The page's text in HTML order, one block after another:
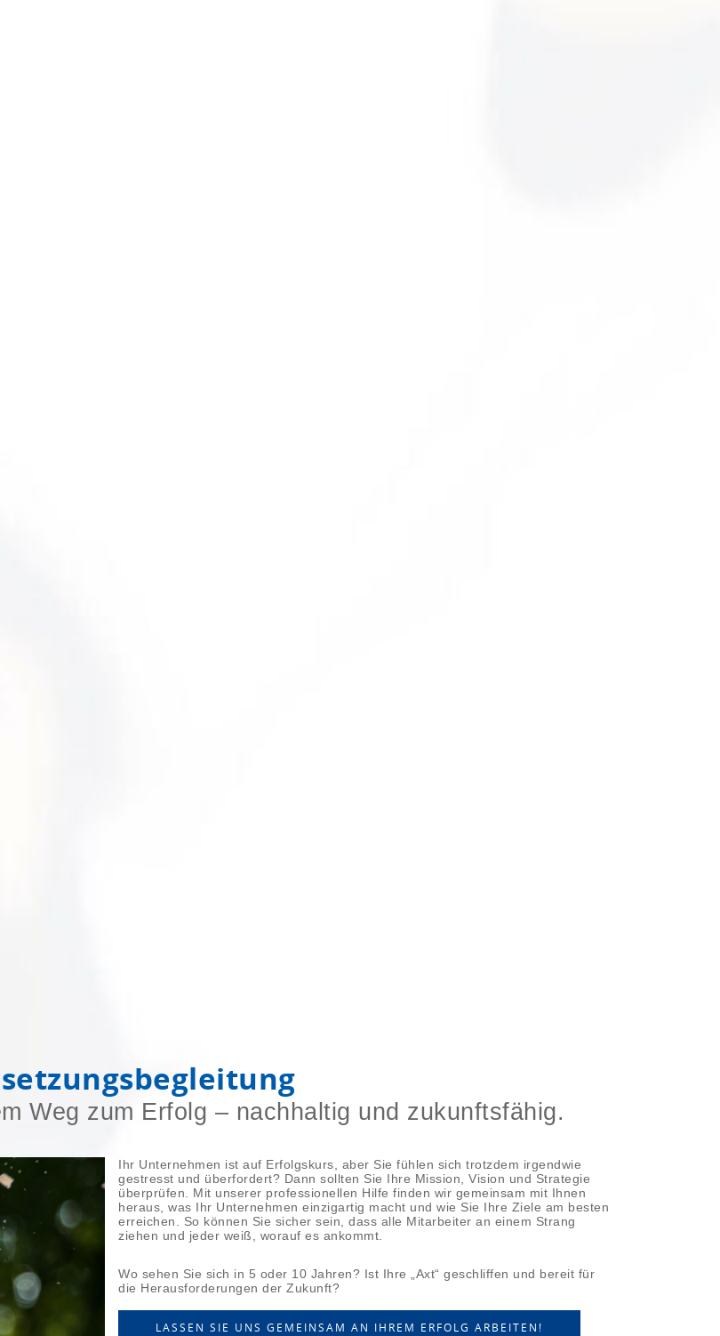
Weg zum Erfolg – nachhaltig und zukunftsfähig.
Ihr Unternehmen ist auf Erfolgskurs, aber Sie fühlen sich trotzdem irgendwie
gestresst und überfordert? Dann sollten Sie Ihre Mission, Vision und Strategie
überprüfen. Mit unserer professionellen Hilfe finden wir gemeinsam mit Ihnen
heraus, was Ihr Unternehmen einzigartig macht und wie Sie Ihre Ziele am besten
erreichen. So können Sie sicher sein, dass alle Mitarbeiter an einem Strang
ziehen und jeder weiß, worauf es ankommt.
Wo sehen Sie sich in 5 oder 10 Jahren? Ist Ihre „Axt“ geschliffen und bereit für
die Herausforderungen der Zukunft?
LASSEN SIE UNS GEMEINSAM AN IHREM ERFOLG ARBEITEN!